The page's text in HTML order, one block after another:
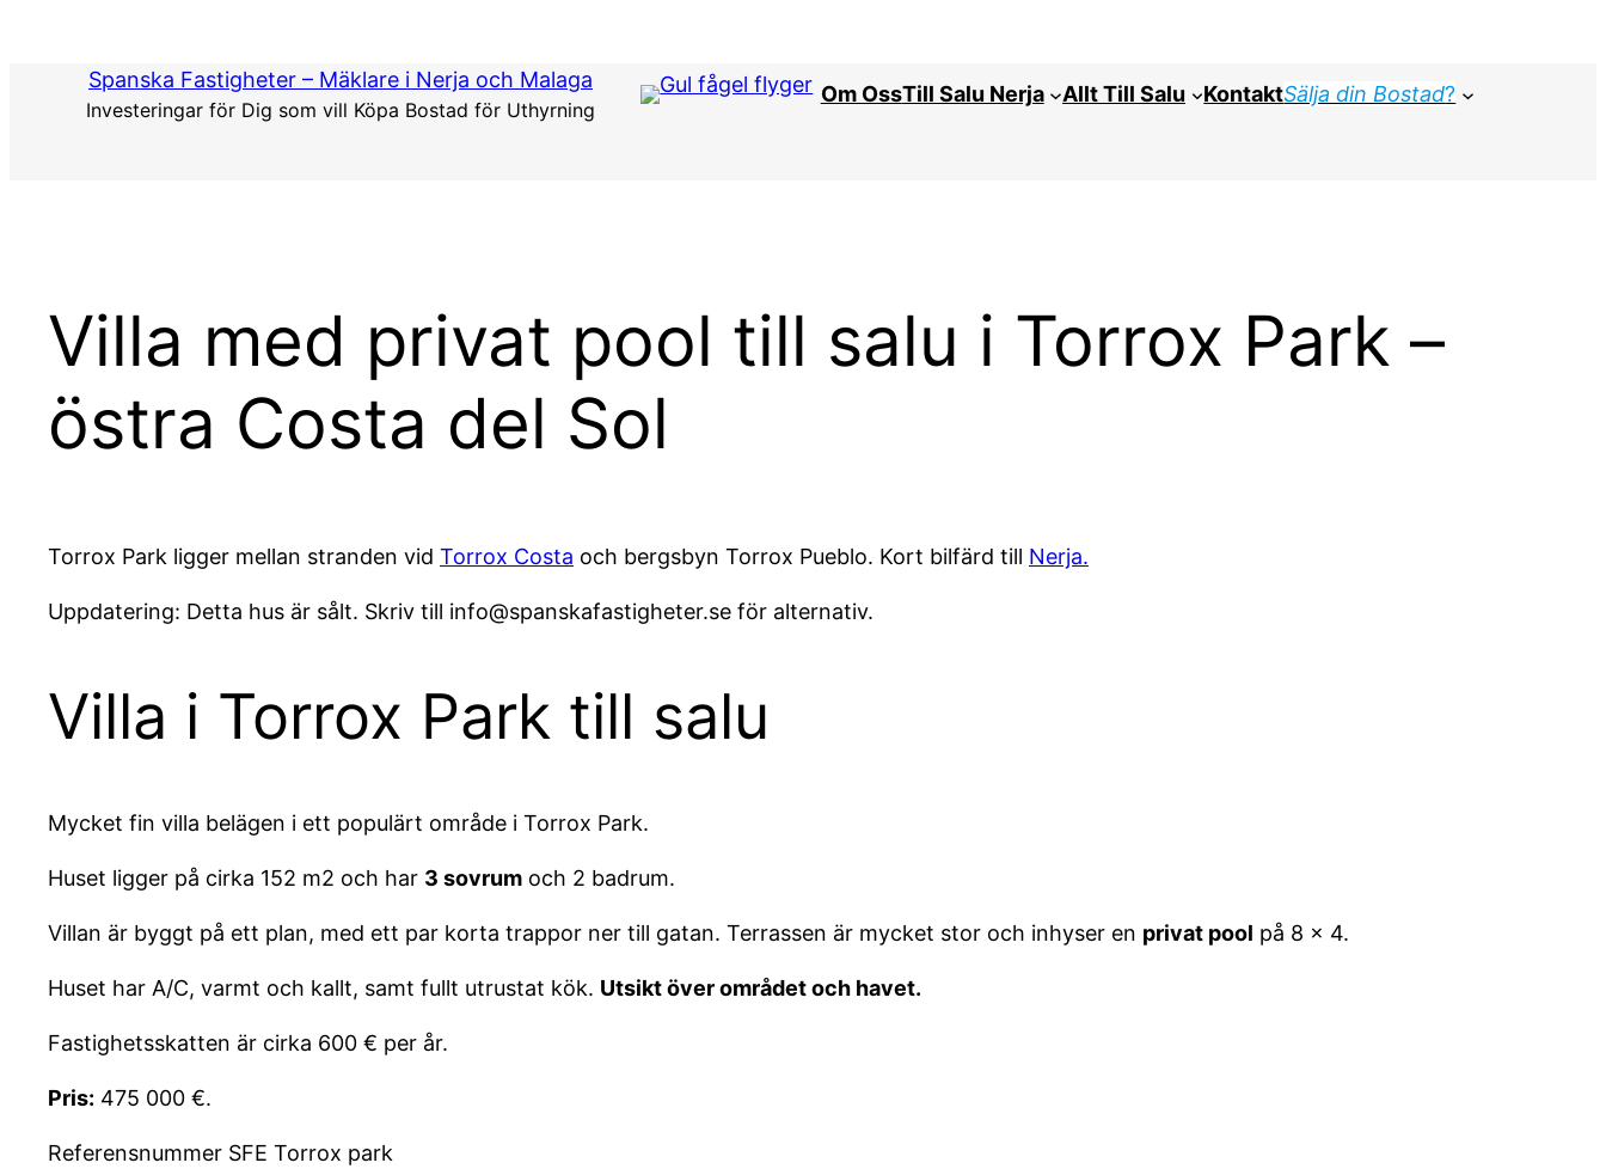
Spanska Fastigheter – Mäklare i Nerja och Malaga
Investeringar för Dig som vill Köpa Bostad för Uthyrning
Om OssTill Salu Nerja Allt Till Salu KontaktSälja din Bostad?
Villa med privat pool till salu i Torrox Park –
östra Costa del Sol
Torrox Park ligger mellan stranden vid Torrox Costa och bergsbyn Torrox Pueblo. Kort bilfärd till Nerja.
Uppdatering: Detta hus är sålt. Skriv till info@spanskafastigheter.se för alternativ.
Villa i Torrox Park till salu
Mycket fin villa belägen i ett populärt område i Torrox Park.
Huset ligger på cirka 152 m2 och har 3 sovrum och 2 badrum.
Villan är byggt på ett plan, med ett par korta trappor ner till gatan. Terrassen är mycket stor och inhyser en privat pool på 8 x 4.
Huset har A/C, varmt och kallt, samt fullt utrustat kök. Utsikt över området och havet.
Fastighetsskatten är cirka 600 € per år.
Pris: 475 000 €.
Referensnummer SFE Torrox park